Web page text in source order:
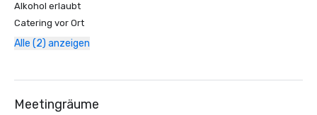
‪Alkohol‬ erlaubt
Catering vor Ort
Alle (2) anzeigen
Meetingräume